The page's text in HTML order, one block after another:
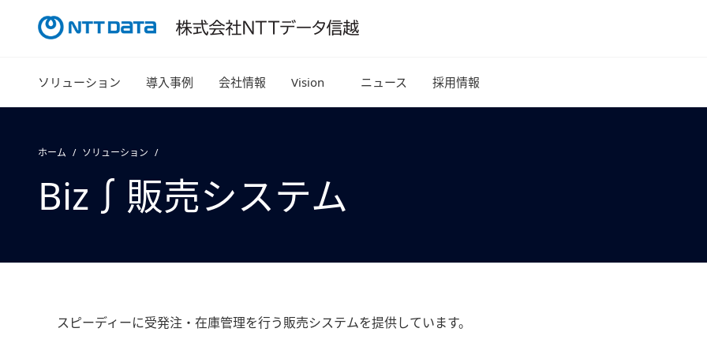
ソリューション 導入事例 会社情報 Vision ニュース 採用情報
ホーム ソリューション
Biz∫販売システム
スピーディーに受発注・在庫管理を行う販売システムを提供しています。